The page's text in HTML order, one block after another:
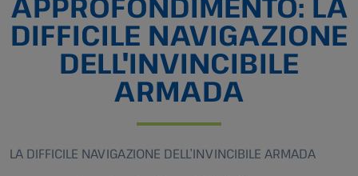
DIFFICILE NAVIGAZIONE
DELL'INVINCIBILE
ARMADA
LA DIFFICILE NAVIGAZIONE DELL’INVINCIBILE ARMADA